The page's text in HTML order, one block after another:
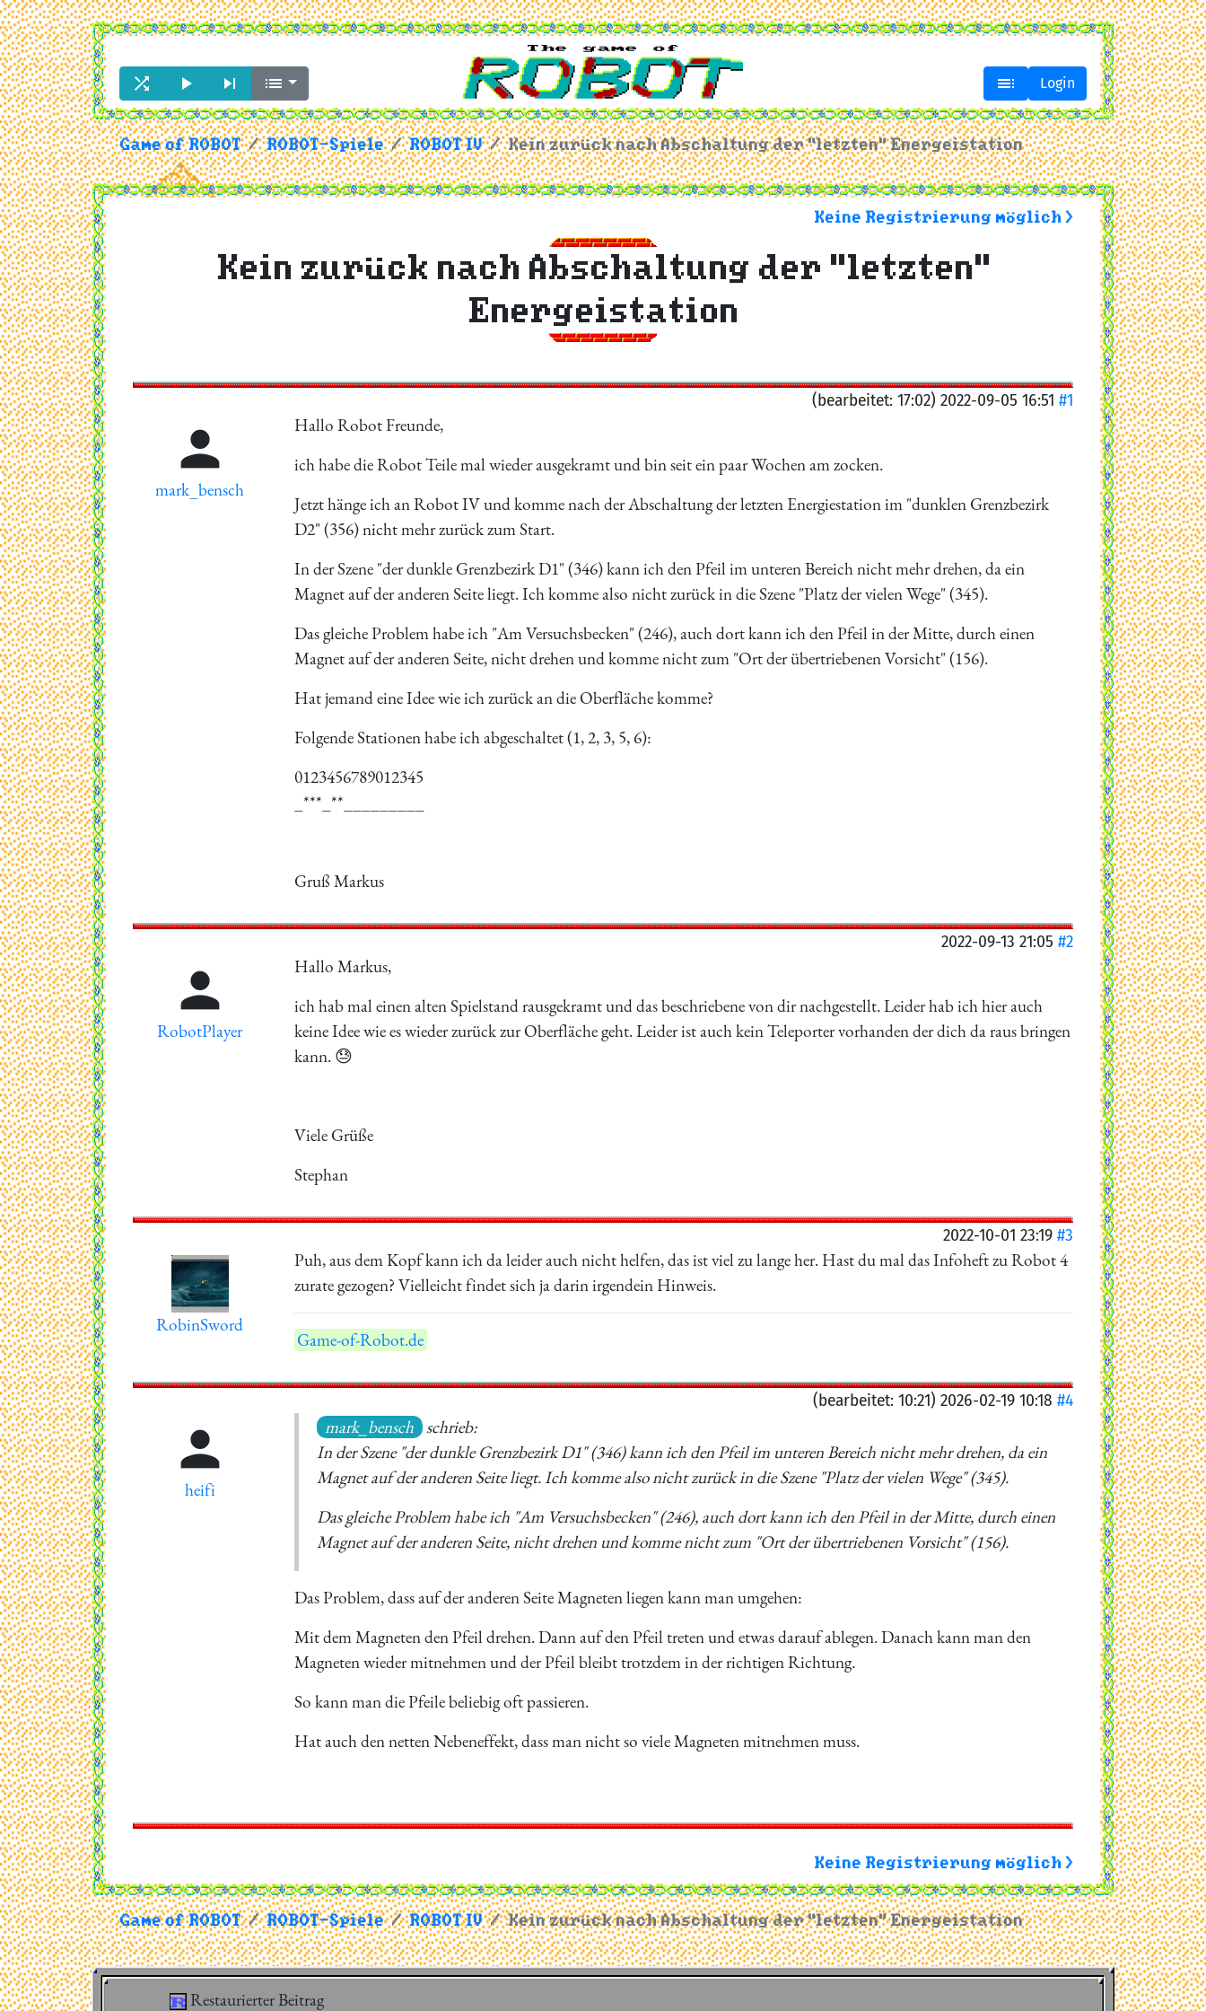
     Login
Game of ROBOT ROBOT-Spiele ROBOT IV Kein zurück nach Abschaltung der "letzten" Energeistation
Keine Registrierung möglich >
Kein zurück nach Abschaltung der "letzten"
Energeistation
(bearbeitet: 17:02) 2022-09-05 16:51 #1

mark_bensch
Hallo Robot Freunde,
ich habe die Robot Teile mal wieder ausgekramt und bin seit ein paar Wochen am zocken.
Jetzt hänge ich an Robot IV und komme nach der Abschaltung der letzten Energiestation im "dunklen Grenzbezirk
D2" (356) nicht mehr zurück zum Start.
In der Szene "der dunkle Grenzbezirk D1" (346) kann ich den Pfeil im unteren Bereich nicht mehr drehen, da ein
Magnet auf der anderen Seite liegt. Ich komme also nicht zurück in die Szene "Platz der vielen Wege" (345).
Das gleiche Problem habe ich "Am Versuchsbecken" (246), auch dort kann ich den Pfeil in der Mitte, durch einen
Magnet auf der anderen Seite, nicht drehen und komme nicht zum "Ort der übertriebenen Vorsicht" (156).
Hat jemand eine Idee wie ich zurück an die Oberfläche komme?
Folgende Stationen habe ich abgeschaltet (1, 2, 3, 5, 6):
0123456789012345
_***_**_________
Gruß Markus
2022-09-13 21:05 #2

RobotPlayer
Hallo Markus,
ich hab mal einen alten Spielstand rausgekramt und das beschriebene von dir nachgestellt. Leider hab ich hier auch
keine Idee wie es wieder zurück zur Oberfläche geht. Leider ist auch kein Teleporter vorhanden der dich da raus bringen
kann. 😓
Viele Grüße
Stephan
2022-10-01 23:19 #3
RobinSword
Puh, aus dem Kopf kann ich da leider auch nicht helfen, das ist viel zu lange her. Hast du mal das Infoheft zu Robot 4
zurate gezogen? Vielleicht findet sich ja darin irgendein Hinweis.
Game-of-Robot.de
(bearbeitet: 10:21) 2026-02-19 10:18 #4

heifi
mark_bensch schrieb:
In der Szene "der dunkle Grenzbezirk D1" (346) kann ich den Pfeil im unteren Bereich nicht mehr drehen, da ein
Magnet auf der anderen Seite liegt. Ich komme also nicht zurück in die Szene "Platz der vielen Wege" (345).
Das gleiche Problem habe ich "Am Versuchsbecken" (246), auch dort kann ich den Pfeil in der Mitte, durch einen
Magnet auf der anderen Seite, nicht drehen und komme nicht zum "Ort der übertriebenen Vorsicht" (156).
Das Problem, dass auf der anderen Seite Magneten liegen kann man umgehen:
Mit dem Magneten den Pfeil drehen. Dann auf den Pfeil treten und etwas darauf ablegen. Danach kann man den
Magneten wieder mitnehmen und der Pfeil bleibt trotzdem in der richtigen Richtung.
So kann man die Pfeile beliebig oft passieren.
Hat auch den netten Nebeneffekt, dass man nicht so viele Magneten mitnehmen muss.
Keine Registrierung möglich >
Game of ROBOT ROBOT-Spiele ROBOT IV Kein zurück nach Abschaltung der "letzten" Energeistation
Restaurierter Beitrag